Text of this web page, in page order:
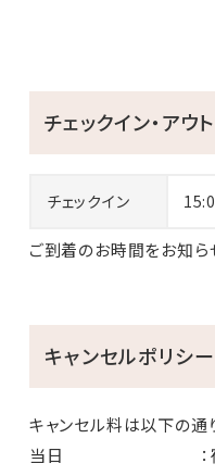
チェックイン・アウト
チェックイン
ご到着のお時間をお知ら
キャンセルポリシー
キャンセル料は以下の通
当日 ：宿泊料